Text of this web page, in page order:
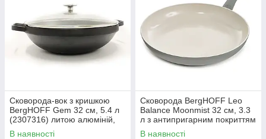
Сковорода-вок з кришкою
BergHOFF Gem 32 см, 5.4 л
(2307316) литою алюміній,
індукція
В наявності
Сковорода BergHOFF Leo
Balance Moonmist 32 см, 3.3
л з антипригарним покриттям
(3950424)
В наявності